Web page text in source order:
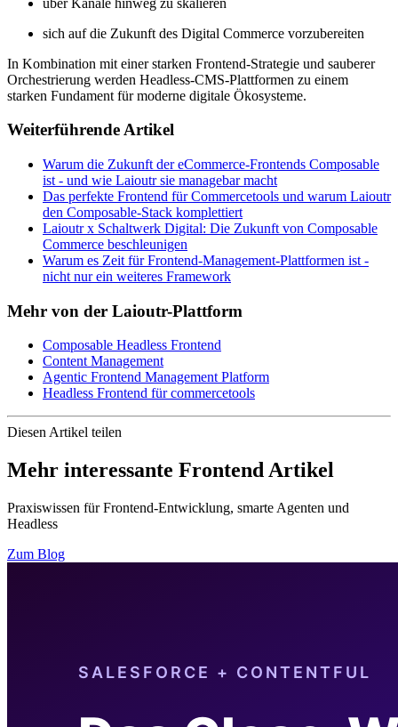
sich auf die Zukunft des Digital Commerce vorzubereiten
In Kombination mit einer starken Frontend-Strategie und sauberer
Orchestrierung werden Headless-CMS-Plattformen zu einem
starken Fundament für moderne digitale Ökosysteme.
Weiterführende Artikel
Warum die Zukunft der eCommerce-Frontends Composable
ist - und wie Laioutr sie managebar macht
Das perfekte Frontend für Commercetools und warum Laioutr
den Composable-Stack komplettiert
Laioutr x Schaltwerk Digital: Die Zukunft von Composable
Commerce beschleunigen
Warum es Zeit für Frontend-Management-Plattformen ist -
nicht nur ein weiteres Framework
Mehr von der Laioutr-Plattform
Composable Headless Frontend
Content Management
Agentic Frontend Management Platform
Headless Frontend für commercetools
Diesen Artikel teilen
Mehr interessante Frontend Artikel
Praxiswissen für Frontend-Entwicklung, smarte Agenten und
Headless
Zum Blog